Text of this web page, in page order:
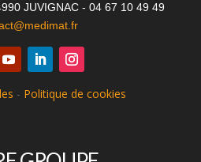
JUVIGNAC - 04 67 10 49 49
- Politique de cookies